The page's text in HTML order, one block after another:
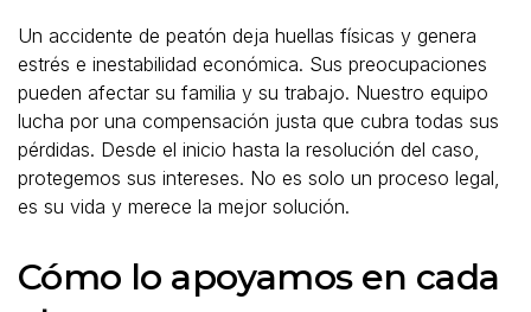
Un accidente de peatón deja huellas físicas y genera
estrés e inestabilidad económica. Sus preocupaciones
pueden afectar su familia y su trabajo. Nuestro equipo
lucha por una compensación justa que cubra todas sus
pérdidas. Desde el inicio hasta la resolución del caso,
protegemos sus intereses. No es solo un proceso legal,
es su vida y merece la mejor solución.
Cómo lo apoyamos en cada